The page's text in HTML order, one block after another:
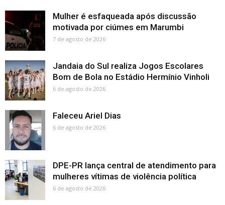
Mulher é esfaqueada após discussão
motivada por ciúmes em Marumbi
7 de agosto de 2026
Jandaia do Sul realiza Jogos Escolares
Bom de Bola no Estádio Hermínio Vinholi
6 de agosto de 2026
Faleceu Ariel Dias
6 de agosto de 2026
DPE-PR lança central de atendimento para
mulheres vítimas de violência política
6 de agosto de 2026